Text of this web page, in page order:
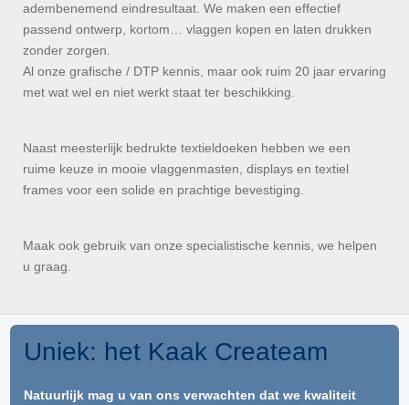
adembenemend eindresultaat. We maken een effectief
passend ontwerp, kortom… vlaggen kopen en laten drukken
zonder zorgen.
Al onze grafische / DTP kennis, maar ook ruim 20 jaar ervaring
met wat wel en niet werkt staat ter beschikking.
Naast meesterlijk bedrukte textieldoeken hebben we een
ruime keuze in mooie vlaggenmasten, displays en textiel
frames voor een solide en prachtige bevestiging.
Maak ook gebruik van onze specialistische kennis, we helpen
u graag.
Uniek: het Kaak Createam
Natuurlijk mag u van ons verwachten dat we kwaliteit